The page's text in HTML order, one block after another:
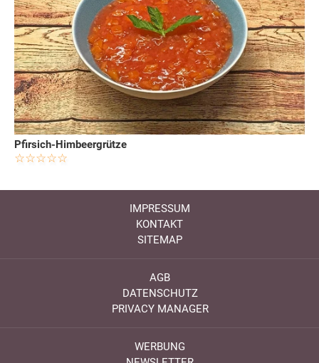
Pfirsich-Himbeergrütze
IMPRESSUM
KONTAKT
SITEMAP
AGB
DATENSCHUTZ
PRIVACY MANAGER
WERBUNG